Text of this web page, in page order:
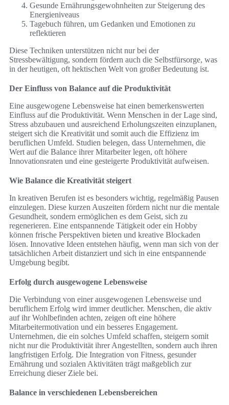
Gesunde Ernährungsgewohnheiten zur Steigerung des
Energieniveaus
Tagebuch führen, um Gedanken und Emotionen zu
reflektieren
Diese Techniken unterstützen nicht nur bei der
Stressbewältigung, sondern fördern auch die Selbstfürsorge, was
in der heutigen, oft hektischen Welt von großer Bedeutung ist.
Der Einfluss von Balance auf die Produktivität
Eine ausgewogene Lebensweise hat einen bemerkenswerten
Einfluss auf die Produktivität. Wenn Menschen in der Lage sind,
Stress abzubauen und ausreichend Erholungszeiten einzuplanen,
steigert sich die Kreativität und somit auch die Effizienz im
beruflichen Umfeld. Studien belegen, dass Unternehmen, die
Wert auf die Balance ihrer Mitarbeiter legen, oft höhere
Innovationsraten und eine gesteigerte Produktivität aufweisen.
Wie Balance die Kreativität steigert
In kreativen Berufen ist es besonders wichtig, regelmäßig Pausen
einzulegen. Diese kurzen Auszeiten fördern nicht nur die mentale
Gesundheit, sondern ermöglichen es dem Geist, sich zu
regenerieren. Eine entspannende Tätigkeit oder ein Hobby
können frische Perspektiven bieten und kreative Blockaden
lösen. Innovative Ideen entstehen häufig, wenn man sich von der
tatsächlichen Arbeit distanziert und sich in eine entspannende
Umgebung begibt.
Erfolg durch ausgewogene Lebensweise
Die Verbindung von einer ausgewogenen Lebensweise und
beruflichem Erfolg wird immer deutlicher. Menschen, die aktiv
auf ihr Wohlbefinden achten, zeigen oft eine höhere
Mitarbeitermotivation und ein besseres Engagement.
Unternehmen, die ein solches Umfeld schaffen, steigern somit
nicht nur die Produktivität ihrer Angestellten, sondern auch ihren
langfristigen Erfolg. Die Integration von Fitness, gesunder
Ernährung und sozialen Aktivitäten trägt maßgeblich zur
Erreichung dieser Ziele bei.
Balance in verschiedenen Lebensbereichen